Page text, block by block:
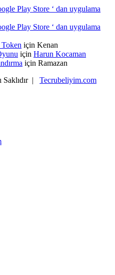
Play Store ‘ dan uygulama
Play Store ‘ dan uygulama
için Kenan
için Harun Kocaman
için Ramazan
Saklıdır | Tecrubeliyim.com